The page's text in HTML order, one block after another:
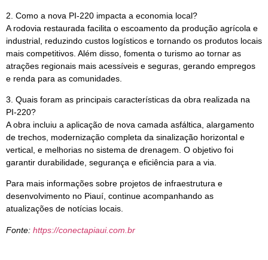
2. Como a nova PI-220 impacta a economia local?
A rodovia restaurada facilita o escoamento da produção agrícola e
industrial, reduzindo custos logísticos e tornando os produtos locais
mais competitivos. Além disso, fomenta o turismo ao tornar as
atrações regionais mais acessíveis e seguras, gerando empregos
e renda para as comunidades.
3. Quais foram as principais características da obra realizada na
PI-220?
A obra incluiu a aplicação de nova camada asfáltica, alargamento
de trechos, modernização completa da sinalização horizontal e
vertical, e melhorias no sistema de drenagem. O objetivo foi
garantir durabilidade, segurança e eficiência para a via.
Para mais informações sobre projetos de infraestrutura e
desenvolvimento no Piauí, continue acompanhando as
atualizações de notícias locais.
Fonte: https://conectapiaui.com.br